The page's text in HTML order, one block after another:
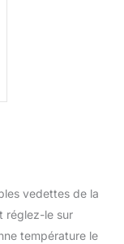
vedettes de la
réglez-le sur
température le